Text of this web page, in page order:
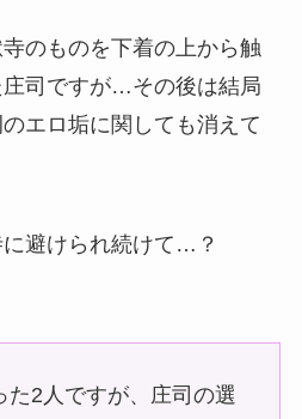
のものを下着の上から触
司ですが…その後は結局
エロ垢に関しても消えて
避けられ続けて…？
た2人ですが、庄司の選